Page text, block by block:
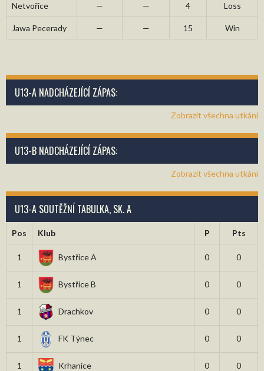
Netvořice — — 4 Loss
Jawa Pecerady — — 15 Win
U13-A NADCHÁZEJÍCÍ ZÁPAS:
Zobrazit všechna utkání
U13-B NADCHÁZEJÍCÍ ZÁPAS:
Zobrazit všechna utkání
U13-A SOUTĚŽNÍ TABULKA, SK. A
Pos Klub P Pts
1 Bystřice A 0 0
1 Bystřice B 0 0
1 Drachkov 0 0
1 FK Týnec 0 0
1 Krhanice 0 0